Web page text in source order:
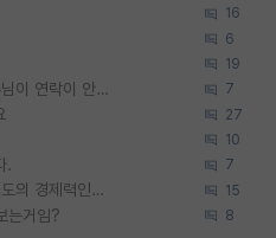
16
6
19
석박사 과정 합격하고, 컨택했던교수님이 연락이 안됩니다... 7
27
10
. 7
박사진학하기에 2억은 괜찮은 (?) 정도의 경제력인가요 15
는거임? 8